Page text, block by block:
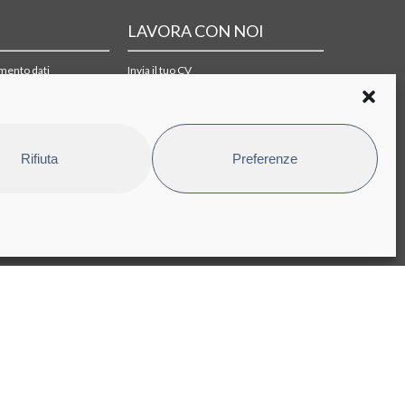
Rifiuta Preferenze
dati
LAVORA CON NOI
Invia il tuo CV